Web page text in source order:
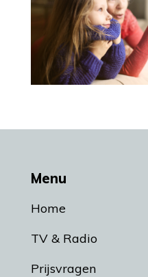
Menu
Home
TV & Radio
Prijsvragen